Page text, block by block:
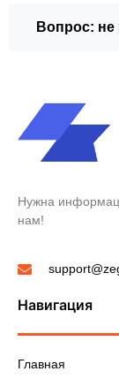
Вопрос: не
Нужна
нам!
Навигация
Главная